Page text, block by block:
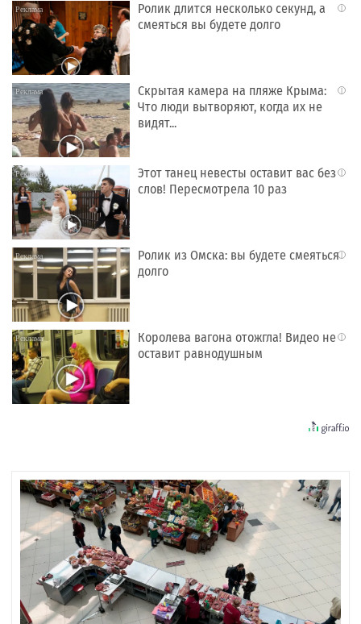
i
Ролик длится несколько секунд, а
смеяться вы будете долго
i
Скрытая камера на пляже Крыма:
Что люди вытворяют, когда их не
видят...
i
Этот танец невесты оставит вас без
слов! Пересмотрела 10 раз
i
Ролик из Омска: вы будете смеяться
долго
i
Королева вагона отожгла! Видео не
оставит равнодушным